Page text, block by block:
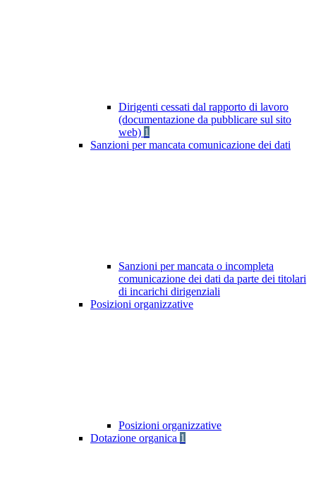
Dirigenti cessati dal rapporto di lavoro
(documentazione da pubblicare sul sito
web) 1
Sanzioni per mancata comunicazione dei dati
Sanzioni per mancata o incompleta
comunicazione dei dati da parte dei titolari
di incarichi dirigenziali
Posizioni organizzative
Posizioni organizzative
Dotazione organica 1